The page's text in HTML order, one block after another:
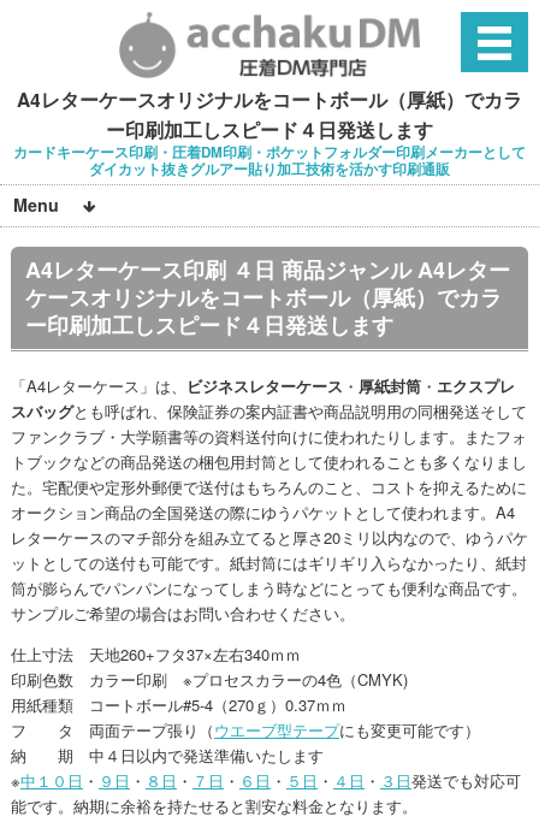
A4レターケースオリジナルをコートボール（厚紙）でカラ
ー印刷加工しスピード４日発送します
カードキーケース印刷・圧着DM印刷・ポケットフォルダー印刷メーカーとして
ダイカット抜きグルアー貼り加工技術を活かす印刷通販
Menu
A4レターケース印刷 ４日 商品ジャンル A4レター
ケースオリジナルをコートボール（厚紙）でカラ
ー印刷加工しスピード４日発送します
「A4レターケース」は、 ビジネスレターケース ・ 厚紙封筒・ エクスプレ
スバッグとも呼ばれ、保険証券の案内証書や商品説明用の同梱発送そして
ファンクラブ・大学願書等の資料送付向けに使われたりします。またフォ
トブックなどの商品発送の梱包用封筒として使われることも多くなりまし
た。宅配便や定形外郵便で送付はもちろんのこと、コストを抑えるために
オークション商品の全国発送の際にゆうパケットとして使われます。A4
レターケースのマチ部分を組み立てると厚さ20ミリ以内なので、ゆうパケ
ットとしての送付も可能です。紙封筒にはギリギリ入らなかったり、紙封
筒が膨らんでパンパンになってしまう時などにとっても便利な商品です。
サンプルご希望の場合はお問い合わせください。
仕上寸法 天地260+フタ37×左右340ｍｍ
印刷色数 カラー印刷 ※プロセスカラーの4色（CMYK)
用紙種類 コートボール#5-4（270ｇ）0.37ｍｍ
フ タ 両面テープ張り（ウエーブ型テープにも変更可能です）
納 期 中４日以内で発送準備いたします
※中１０日 ・ ９日 ・ ８日 ・ ７日 ・ ６日 ・ ５日 ・ ４日 ・ ３日発送でも対応可
能です。納期に余裕を持たせると割安な料金となります。